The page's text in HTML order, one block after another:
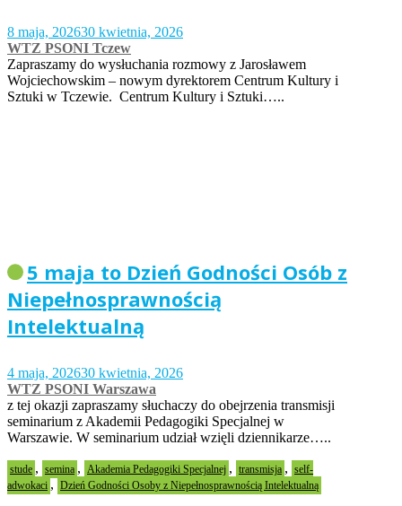
8 maja, 202630 kwietnia, 2026
WTZ PSONI Tczew
Zapraszamy do wysłuchania rozmowy z Jarosławem
Wojciechowskim – nowym dyrektorem Centrum Kultury i
Sztuki w Tczewie. Centrum Kultury i Sztuki…..
5 maja to Dzień Godności Osób z
Niepełnosprawnością
Intelektualną
4 maja, 202630 kwietnia, 2026
WTZ PSONI Warszawa
z tej okazji zapraszamy słuchaczy do obejrzenia transmisji
seminarium z Akademii Pedagogiki Specjalnej w
Warszawie. W seminarium udział wzięli dziennikarze…..
stude , semina , Akademia Pedagogiki Specjalnej , transmisja , self-
adwokaci , Dzień Godności Osoby z Niepełnosprawnością Intelektualną